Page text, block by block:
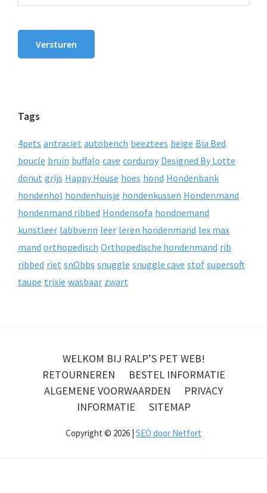
Versturen
Tags
4pets antraciet autobench beeztees beige Bia Bed
boucle bruin buffalo cave corduroy Designed By Lotte
donut grijs Happy House hoes hond Hondenbank
hondenhol hondenhuisje hondenkussen Hondenmand
hondenmand ribbed Hondensofa hondnemand
kunstleer labbvenn leer leren hondenmand lex max
mand orthopedisch Orthopedische hondenmand rib
ribbed riet snObbs snuggle snuggle cave stof supersoft
taupe trixie wasbaar zwart
WELKOM BIJ RALP’S PET WEB!
RETOURNEREN
BESTEL INFORMATIE
ALGEMENE VOORWAARDEN
PRIVACY
INFORMATIE
SITEMAP
Copyright © 2026 | SEO door Netfort